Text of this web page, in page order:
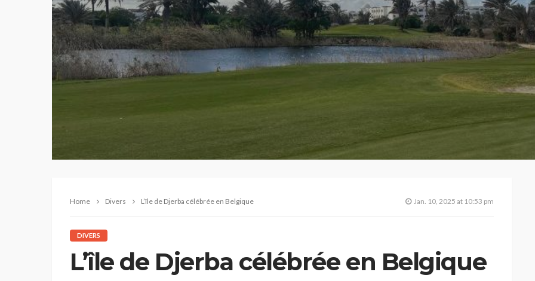
Home Divers L’île de Djerba célébrée en Belgique Jan. 10, 2025 at 10:53 pm
DIVERS
L’île de Djerba célébrée en Belgique